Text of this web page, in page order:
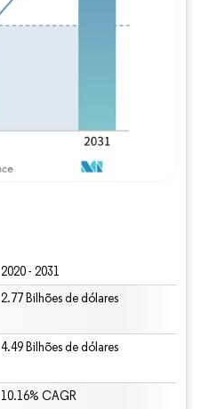
2020 - 2031
2.77 Bilhões de dólares
4.49 Bilhões de dólares
10.16% CAGR